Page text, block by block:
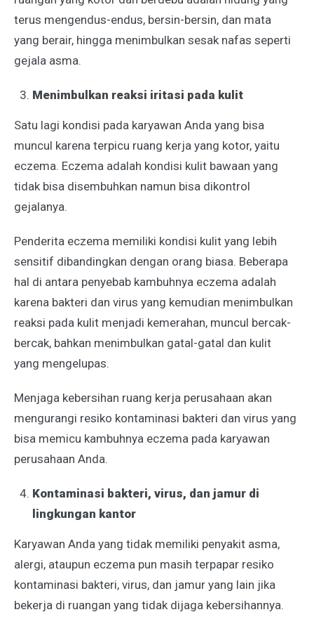
terus mengendus-endus, bersin-bersin, dan mata
yang berair, hingga menimbulkan sesak nafas seperti
gejala asma.
Menimbulkan reaksi iritasi pada kulit
Satu lagi kondisi pada karyawan Anda yang bisa
muncul karena terpicu ruang kerja yang kotor, yaitu
eczema. Eczema adalah kondisi kulit bawaan yang
tidak bisa disembuhkan namun bisa dikontrol
gejalanya.
Penderita eczema memiliki kondisi kulit yang lebih
sensitif dibandingkan dengan orang biasa. Beberapa
hal di antara penyebab kambuhnya eczema adalah
karena bakteri dan virus yang kemudian menimbulkan
reaksi pada kulit menjadi kemerahan, muncul bercak-
bercak, bahkan menimbulkan gatal-gatal dan kulit
yang mengelupas.
Menjaga kebersihan ruang kerja perusahaan akan
mengurangi resiko kontaminasi bakteri dan virus yang
bisa memicu kambuhnya eczema pada karyawan
perusahaan Anda.
Kontaminasi bakteri, virus, dan jamur di
lingkungan kantor
Karyawan Anda yang tidak memiliki penyakit asma,
alergi, ataupun eczema pun masih terpapar resiko
kontaminasi bakteri, virus, dan jamur yang lain jika
bekerja di ruangan yang tidak dijaga kebersihannya.